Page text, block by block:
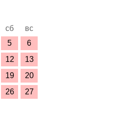
сб
вс
5
6
12
13
19
20
26
27